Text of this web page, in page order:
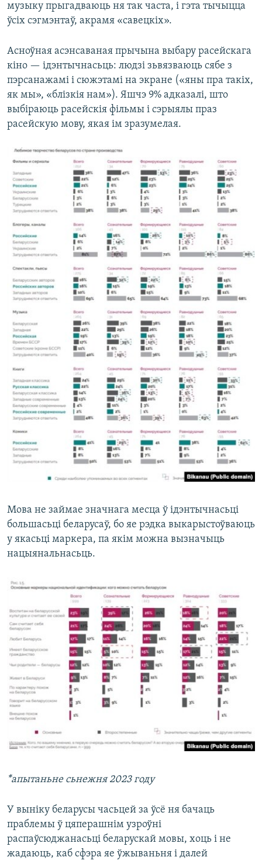
музыку прыгадваюць ня так часта, і гэта тычыцца
ўсіх сэгмэнтаў, акрамя «савецкіх».
Асноўная асэнсаваная прычына выбару расейскага
кіно — ідэнтычнасьць: людзі зьвязваюць сябе з
пэрсанажамі і сюжэтамі на экране («яны пра такіх,
як мы», «блізкія нам»). Яшчэ 9% адказалі, што
выбіраюць расейскія фільмы і сэрыялы праз
расейскую мову, якая ім зразумелая.
Мова не займае значнага месца ў ідэнтычнасьці
большасьці беларусаў, бо яе рэдка выкарыстоўваюць
у якасьці маркера, па якім можна вызначыць
нацыянальнасьць.
*апытаньне сьнежня 2023 году
У выніку беларусы часьцей за ўсё ня бачаць
праблемы ў цяперашнім узроўні
распаўсюджанасьці беларускай мовы, хоць і не
жадаюць, каб сфэра яе ўжываньня і далей